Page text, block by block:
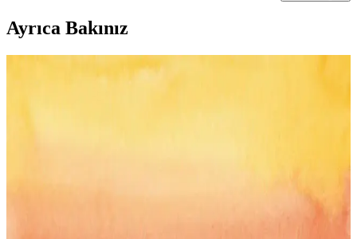
Ayrıca Bakınız
Teddy Mont Modelleri ve Fiyatlarıyla Kış Giyim
Kadınlar İçin Açık Kahve Mont Seçenekleri: Şıklık